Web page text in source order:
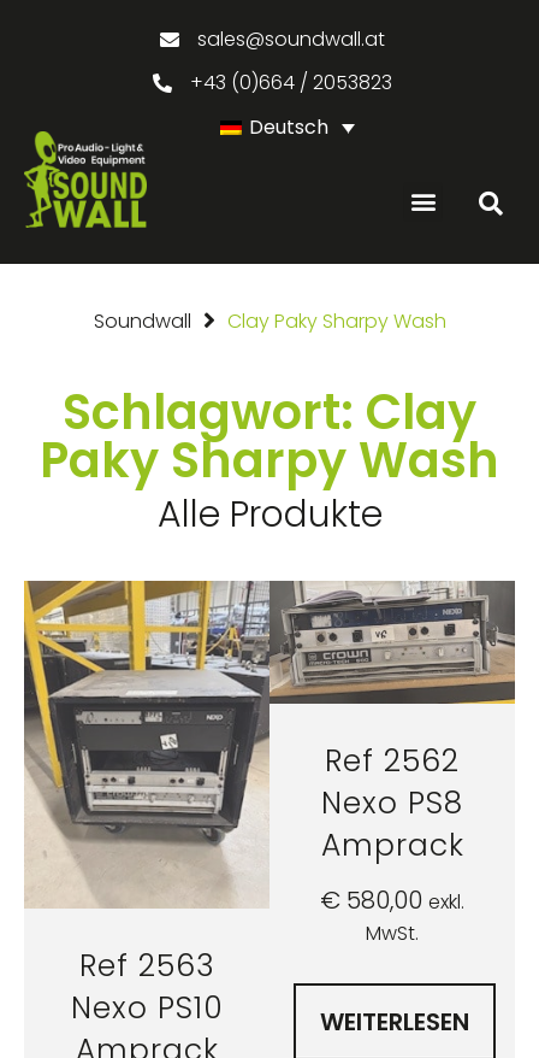
sales@soundwall.at
+43 (0)664 / 2053823
Deutsch
Soundwall Clay Paky Sharpy Wash
Schlagwort: Clay
Paky Sharpy Wash
Alle Produkte
Ref 2563
Nexo PS10
Ref 2562
Nexo PS8
Amprack
€ 580,00 exkl.
MwSt.
WEITERLESEN